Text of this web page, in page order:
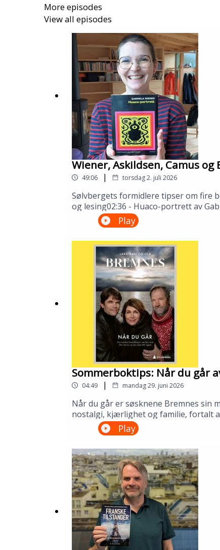
More episodes
View all episodes
Wiener, Askildsen, Camus
49:06 | torsdag 2. juli 2026
Sølvbergets formidlere tipser om fire
og lesing02:36 - Huaco-portrett av
Camus32:51 - Synnøve Solbakken
Gustafsson og Åsmund
Play
Sommerboktips: Når du går
04:49 | mandag 29. juni 2026
Når du går er søsknene Bremnes sin
nostalgi, kjærlighet og familie, fortalt
biblioteket ditt!---Innspilt på Kopervik
om Sølvberget: https://
Play